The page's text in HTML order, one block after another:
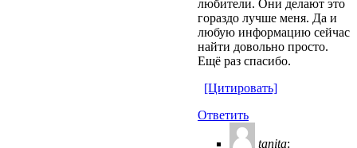
любители. Они делают это
гораздо лучше меня. Да и
любую информацию сейчас
найти довольно просто.
Ещё раз спасибо.
[Цитировать]
Ответить
tanita: